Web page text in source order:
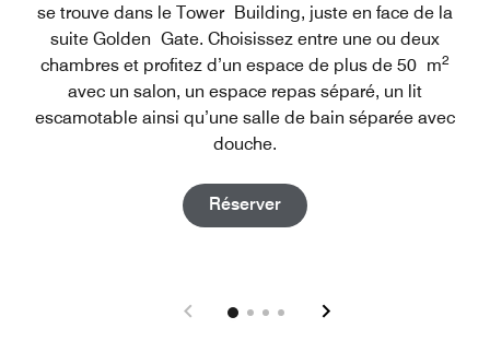
se trouve dans le Tower Building, juste en face de la
suite Golden Gate. Choisissez entre une ou deux
chambres et profitez d’un espace de plus de 50 m2
avec un salon, un espace repas séparé, un lit
escamotable ainsi qu’une salle de bain séparée avec
douche.
RéserverOpen in New Tab